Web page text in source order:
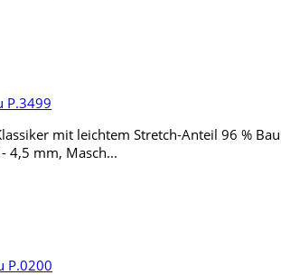
P.3499
mit leichtem Stretch-Anteil 96 %
4,5 mm, Masch...
P.0200